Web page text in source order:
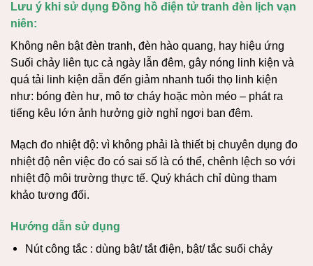
Lưu ý khi sử dụng Đồng hồ điện tử tranh đèn lịch vạn
niên:
Không nên bật đèn tranh, đèn hào quang, hay hiệu ứng
Suối chảy liên tục cả ngày lẫn đêm, gây nóng linh kiện và
quá tải linh kiện dẫn đến giảm nhanh tuổi thọ linh kiện
như: bóng đèn hư, mô tơ cháy hoặc mòn méo – phát ra
tiếng kêu lớn ảnh hưởng giờ nghỉ ngơi ban đêm.
Mạch đo nhiệt độ: vì không phải là thiết bị chuyên dụng đo
nhiệt độ nên việc đo có sai số là có thể, chênh lệch so với
nhiệt độ môi trường thực tế. Quý khách chỉ dùng tham
khảo tương đối.
Hướng dẫn sử dụng
Nút công tắc : dùng bật/ tắt điện, bật/ tắc suối chảy